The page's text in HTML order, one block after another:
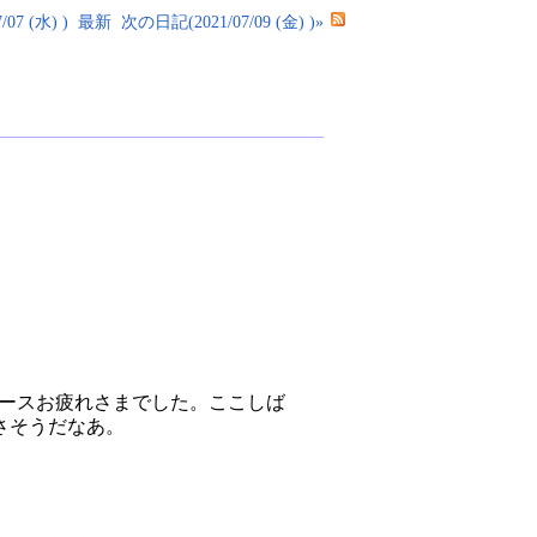
07 (水) ) 最新 次の日記(2021/07/09 (金) )»
スお疲れさまでした。ここしば
うだなあ。